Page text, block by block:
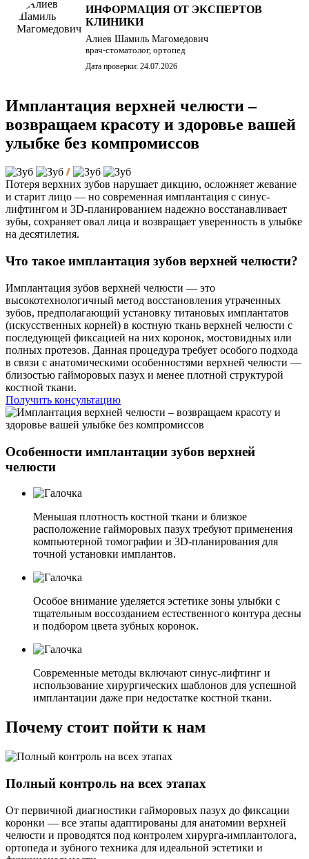
ИНФОРМАЦИЯ ОТ ЭКСПЕРТОВ
КЛИНИКИ
Алиев Шамиль Магомедович
врач-стоматолог, ортопед
Дата проверки: 24.07.2026
Имплантация верхней челюсти –
возвращаем красоту и здоровье вашей
улыбке без компромиссов
Потеря верхних зубов нарушает дикцию, осложняет жевание
и старит лицо — но современная имплантация с синус-
лифтингом и 3D-планированием надежно восстанавливает
зубы, сохраняет овал лица и возвращает уверенность в улыбке
на десятилетия.
Что такое имплантация зубов верхней челюсти?
Имплантация зубов верхней челюсти — это
высокотехнологичный метод восстановления утраченных
зубов, предполагающий установку титановых имплантатов
(искусственных корней) в костную ткань верхней челюсти с
последующей фиксацией на них коронок, мостовидных или
полных протезов. Данная процедура требует особого подхода
в связи с анатомическими особенностями верхней челюсти —
близостью гайморовых пазух и менее плотной структурой
костной ткани.
Получить консультацию
Особенности имплантации зубов верхней
челюсти
Меньшая плотность костной ткани и близкое
расположение гайморовых пазух требуют применения
компьютерной томографии и 3D-планирования для
точной установки имплантов.
Особое внимание уделяется эстетике зоны улыбки с
тщательным воссозданием естественного контура десны
и подбором цвета зубных коронок.
Современные методы включают синус-лифтинг и
использование хирургических шаблонов для успешной
имплантации даже при недостатке костной ткани.
Почему стоит пойти к нам
Полный контроль на всех этапах
От первичной диагностики гайморовых пазух до фиксации
коронки — все этапы адаптированы для анатомии верхней
челюсти и проводятся под контролем хирурга-имплантолога,
ортопеда и зубного техника для идеальной эстетики и